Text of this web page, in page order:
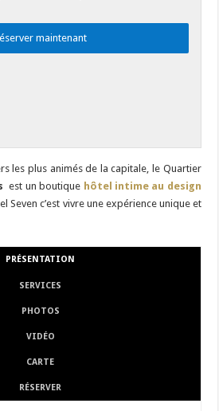
maintenant
les plus animés de la capitale, le Quartier
est un boutique hôtel intime au design
Seven c’est vivre une expérience unique et
PRÉSENTATION
SERVICES
PHOTOS
VIDÉO
CARTE
RÉSERVER